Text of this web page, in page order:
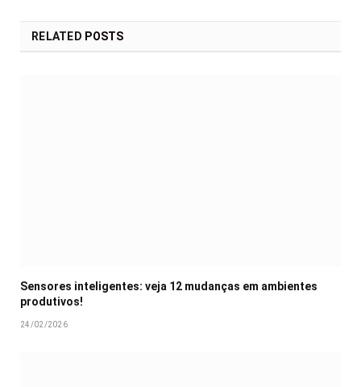
RELATED POSTS
Sensores inteligentes: veja 12 mudanças em ambientes
produtivos!
24/02/2026